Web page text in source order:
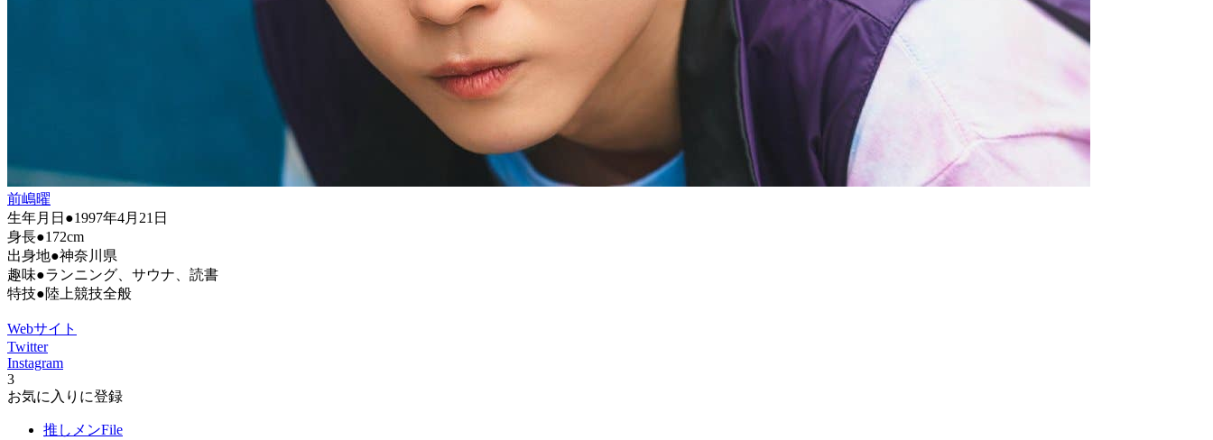
前嶋曜
生年月日●1997年4月21日
身長●172cm
出身地●神奈川県
趣味●ランニング、サウナ、読書
特技●陸上競技全般
Webサイト
Twitter
Instagram
3
お気に入りに登録
推しメンFile